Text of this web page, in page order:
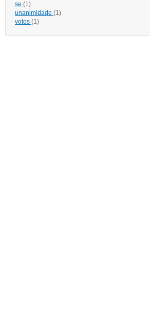
se (1)
unanimidade (1)
votos (1)